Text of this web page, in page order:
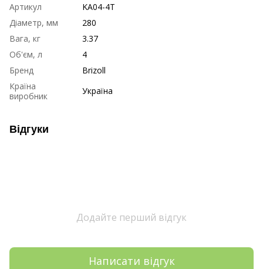
Артикул
KA04-4T
Діаметр, мм
280
Вага, кг
3.37
Об'єм, л
4
Бренд
Brizoll
Країна
виробник
Україна
Відгуки
Додайте перший відгук
Написати відгук